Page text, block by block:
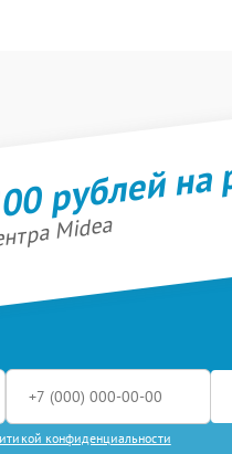
рублей
Midea
конфиденциальности